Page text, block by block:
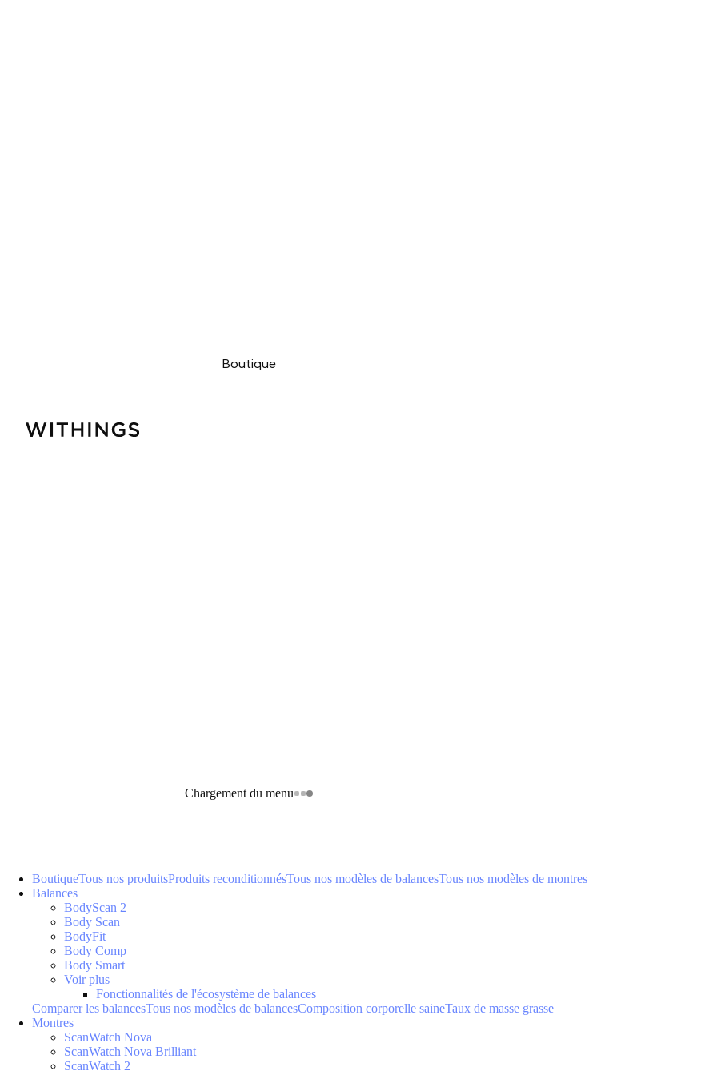
Boutique
Chargement du menu
BoutiqueTous nos produitsProduits reconditionnésTous nos modèles de balancesTous nos modèles de montres
Balances
BodyScan 2
Body Scan
BodyFit
Body Comp
Body Smart
Voir plus
Fonctionnalités de l'écosystème de balances
Comparer les balancesTous nos modèles de balancesComposition corporelle saineTaux de masse grasse
Montres
ScanWatch Nova
ScanWatch Nova Brilliant
ScanWatch 2